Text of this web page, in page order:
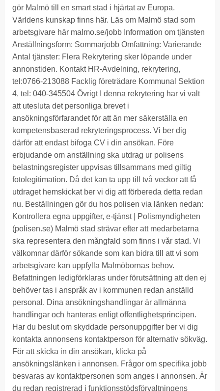
gör Malmö till en smart stad i hjärtat av Europa.
Världens kunskap finns här. Läs om Malmö stad som
arbetsgivare här malmo.se/jobb Information om tjänsten
Anställningsform: Sommarjobb Omfattning: Varierande
Antal tjänster: Flera Rekrytering sker löpande under
annonstiden. Kontakt HR-Avdelning, rekrytering,
tel:0766-213088 Facklig företrädare Kommunal Sektion
4, tel: 040-345504 Övrigt I denna rekrytering har vi valt
att utesluta det personliga brevet i
ansökningsförfarandet för att än mer säkerställa en
kompetensbaserad rekryteringsprocess. Vi ber dig
därför att endast bifoga CV i din ansökan. Före
erbjudande om anställning ska utdrag ur polisens
belastningsregister uppvisas tillsammans med giltig
fotolegitimation. Då det kan ta upp till två veckor att få
utdraget hemskickat ber vi dig att förbereda detta redan
nu. Beställningen gör du hos polisen via länken nedan:
Kontrollera egna uppgifter, e-tjänst | Polismyndigheten
(polisen.se) Malmö stad strävar efter att medarbetarna
ska representera den mångfald som finns i vår stad. Vi
välkomnar därför sökande som kan bidra till att vi som
arbetsgivare kan uppfylla Malmöbornas behov.
Befattningen ledigförklaras under förutsättning att den ej
behöver tas i anspråk av i kommunen redan anställd
personal. Dina ansökningshandlingar är allmänna
handlingar och hanteras enligt offentlighetsprincipen.
Har du beslut om skyddade personuppgifter ber vi dig
kontakta annonsens kontaktperson för alternativ sökväg.
För att skicka in din ansökan, klicka på
ansökningslänken i annonsen. Frågor om specifika jobb
besvaras av kontaktpersonen som anges i annonsen. Är
du redan registrerad i funktionsstödsförvaltningens